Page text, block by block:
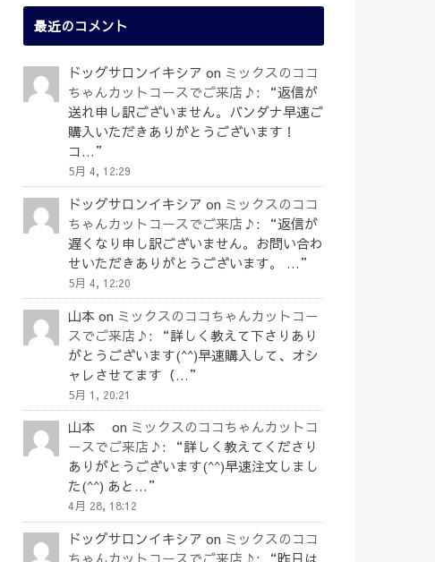
最近のコメント
ドッグサロンイキシア on ミックスのココ
ちゃんカットコースでご来店♪ : “返信が
送れ申し訳ございません。バンダナ早速ご
購入いただきありがとうございます！
コ… ”
5月 4, 12:29
ドッグサロンイキシア on ミックスのココ
ちゃんカットコースでご来店♪ : “返信が
遅くなり申し訳ございません。お問い合わ
せいただきありがとうございます。 … ”
5月 4, 12:20
山本 on ミックスのココちゃんカットコー
スでご来店♪ : “詳しく教えて下さりあり
がとうございます(^^)早速購入して、オシ
ャレさせてます（… ”
5月 1, 20:21
山本 on ミックスのココちゃんカットコ
ースでご来店♪ : “詳しく教えてくださり
ありがとうございます(^^)早速注文しまし
た(^^) あと… ”
4月 28, 18:12
ドッグサロンイキシア on ミックスのココ